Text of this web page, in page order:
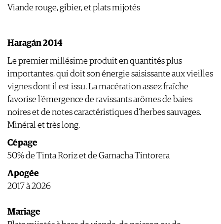
Viande rouge, gibier, et plats mijotés
Haragán 2014
Le premier millésime produit en quantités plus
importantes, qui doit son énergie saisissante aux vieilles
vignes dont il est issu. La macération assez fraîche
favorise l’émergence de ravissants arômes de baies
noires et de notes caractéristiques d’herbes sauvages.
Minéral et très long.
Cépage
50% de Tinta Roriz et de Garnacha Tintorera
Apogée
2017 à 2026
Mariage